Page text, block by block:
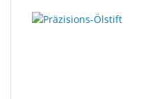
Handelsware
Ergebnisse
gerendert.